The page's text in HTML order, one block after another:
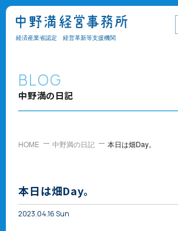
経済産業省認定 経営革新等支援機関
BLOG
中野満の日記
HOME 中野満の日記 本日は畑Day。
本日は畑Day。
2023.04.16 Sun